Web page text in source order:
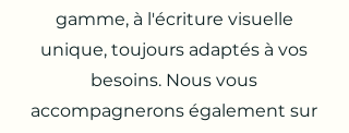
gamme, à l'écriture visuelle
unique, toujours adaptés à vos
besoins. Nous vous
accompagnerons également sur